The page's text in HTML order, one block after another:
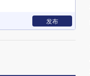
发布